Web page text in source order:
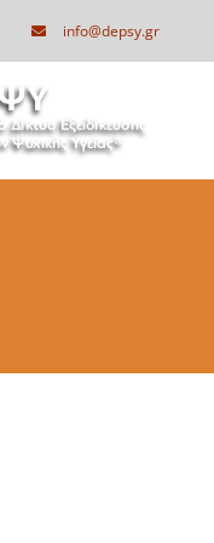
info@depsy.gr